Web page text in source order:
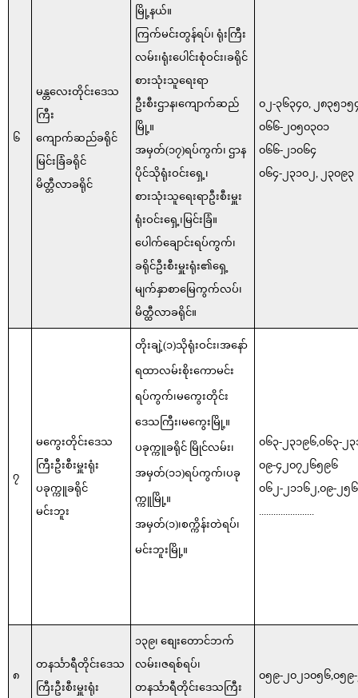
၆
မန္တလေးတိုင်းဒေသ
ကြီး
ကျောက်ဆည်ခရိုင်
မြင်းခြံခရိုင်
မိတ္တီလာခရိုင်
မြို့နယ်။
ကြက်မင်းတွန်ရပ်၊ ရုံးကြီး
လမ်း၊ရုံးပေါင်းစုံဝင်း၊ခရိုင်
စားသုံးသူရေးရာ
ဦးစီးဌာန၊ကျောက်ဆည်
မြို့။
အမှတ်(၁၇)ရပ်ကွက်၊ ဌာန
ပိုင်သိုရုံးဝင်းရှေ့၊
စားသုံးသူရေးရာဦးစီးမှူး
ရုံးဝင်းရှေ့၊မြင်းခြံ။
ပေါက်ချောင်းရပ်ကွက်၊
ခရိုင်ဦးစီးမှူးရုံး၏ရှေ့
မျက်နှာစာမြေကွက်လပ်၊
မိတ္ထီလာခရိုင်။
၀၂-၃၆၃၄၀, ၂၈၃၅၁၅
၀၆၆-၂၀၅၀၃၀၁
၀၆၆-၂၁၀၆၄
၀၆၄-၂၃၁၀၂, ၂၃၀၉၃
၇
မကွေးတိုင်းဒေသ
ကြီးဦးစီးမှူးရုံး
ပခုက္ကူခရိုင်
မင်းဘူး
တိုးချဲ့(၁)သိုရုံးဝင်း၊အနော်
ရထာလမ်းစိုးကောမင်း
ရပ်ကွက်၊မကွေးတိုင်း
ဒေသကြီး၊မကွေးမြို့။
ပခုက္ကူခရိုင် မြိုင်လမ်း၊
အမှတ်(၁၁)ရပ်ကွက်၊ပခု
က္ကူမြို့။
အမှတ်(၁)၊စက္ကိန်းတဲရပ်၊
မင်းဘူးမြို့။
၀၆၃-၂၃၁၉၆,၀၆၃-၂၃
၀၉-၄၂၀၇၂၆၅၉၆
၀၆၂-၂၁၁၆၂,၀၉-၂၅
၈
တနင်္သာရီတိုင်းဒေသ
ကြီးဦးစီးမှူးရုံး
၁၃၉၊ စျေးတောင်ဘက်
လမ်း၊ဇရစ်ရပ်၊
တနင်္သာရီတိုင်းဒေသကြီး
၀၅၉-၂၀၂၁၀၅၆,၀၅၉